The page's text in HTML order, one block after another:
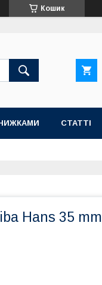
Кошик
СТАТТІ
Hans 35 mm